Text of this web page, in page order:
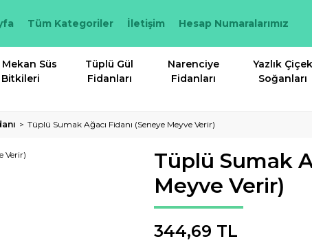
Tüm Kategoriler İletişim Hesap Numaralarımız
Mekan Süs
Bitkileri
Tüplü Gül
Fidanları
Narenciye
Fidanları
Yazlık Çiçek
Soğanları
Tüplü Sumak Ağacı Fidanı (Seneye Meyve Verir)
Tüplü Sumak
Meyve Verir)
344,69 TL